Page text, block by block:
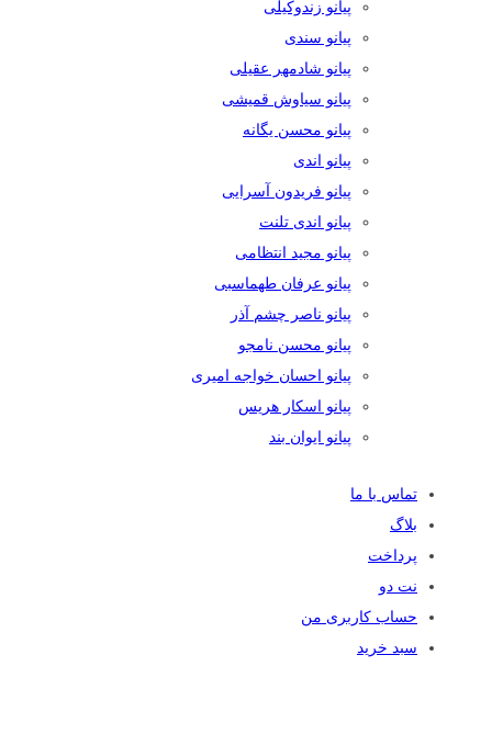
پیانو زندوکیلی
پیانو سندی
پیانو شادمهر عقیلی
پیانو سیاوش قمیشی
پیانو محسن یگانه
پیانو اندی
پیانو فریدون آسرایی
پیانو اندی تلنت
پیانو مجید انتظامی
پیانو عرفان طهماسبی
پیانو ناصر چشم آذر
پیانو محسن نامجو
پیانو احسان خواجه امیری
پیانو اسکار هریس
پیانو ایوان بند
تماس با ما
بلاگ
پرداخت
نت دو
حساب کاربری من
سبد خرید